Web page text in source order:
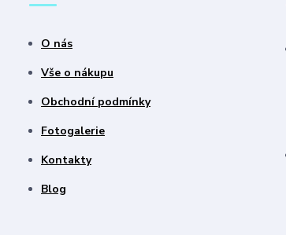
O nás
Vše o nákupu
Obchodní podmínky
Fotogalerie
Kontakty
Blog